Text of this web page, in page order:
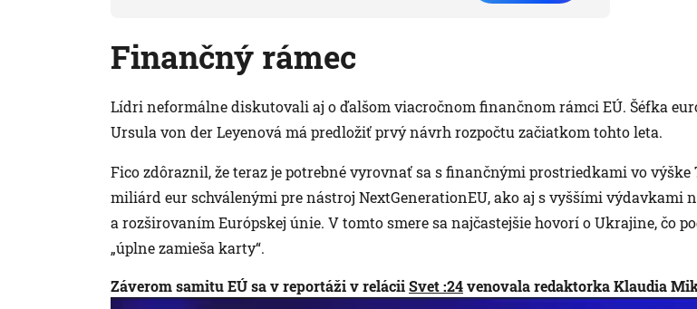
Finančný rámec
Lídri neformálne diskutovali aj o ďalšom viacročnom finančnom rámci EÚ. Šéfka
Ursula von der Leyenová má predložiť prvý návrh rozpočtu začiatkom tohto leta.
Fico zdôraznil, že teraz je potrebné vyrovnať sa s finančnými prostriedkami vo výške
miliárd eur schválenými pre nástroj NextGenerationEU, ako aj s vyššími výdavkami
a rozširovaním Európskej únie. V tomto smere sa najčastejšie hovorí o Ukrajine, čo
„úplne zamieša karty“.
Záverom samitu EÚ sa v reportáži v reláciiSvet :24venovala redaktorka Klaudia